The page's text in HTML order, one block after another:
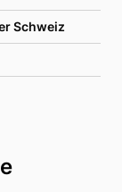
Schweiz